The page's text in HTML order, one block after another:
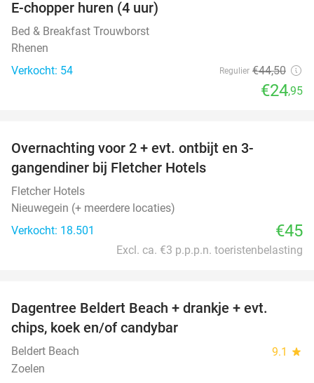
E-chopper huren (4 uur)
Bed & Breakfast Trouwborst
Rhenen
Verkocht: 54
Regulier €44,50
€24,95
Overnachting voor 2 + evt. ontbijt en 3-
gangendiner bij Fletcher Hotels
Fletcher Hotels
Nieuwegein (+ meerdere locaties)
Verkocht: 18.501
€45
Excl. ca. €3 p.p.p.n. toeristenbelasting
Dagentree Beldert Beach + drankje + evt.
chips, koek en/of candybar
Beldert Beach 9.1 star
Zoelen